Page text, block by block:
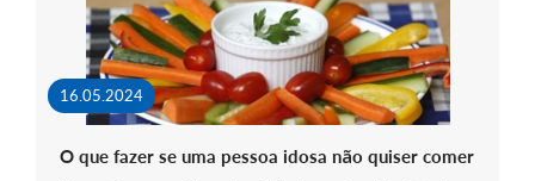
16.05.2024
O que fazer se uma pessoa idosa não quiser comer